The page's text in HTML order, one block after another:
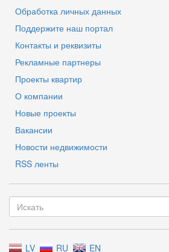
Обработка личных данных
Поддержите наш портал
Контакты и реквизиты
Рекламные партнеры
Проекты квартир
О компании
Новые проекты
Вакансии
Новости недвижимости
RSS ленты
LV RU EN